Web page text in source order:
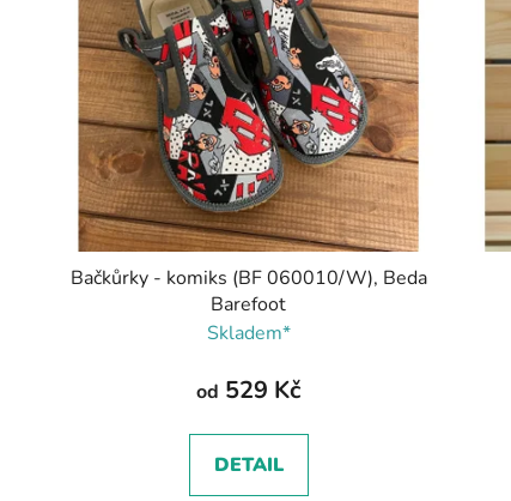
Bačkůrky - komiks (BF 060010/W), Beda
Barefoot
Skladem*
od 529 Kč
DETAIL